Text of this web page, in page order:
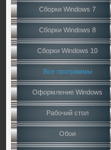
Сборки Windows 7
Сборки Windows 8
Сборки Windows 10
Все программы
Оформление Windows
Рабочий стол
Обои